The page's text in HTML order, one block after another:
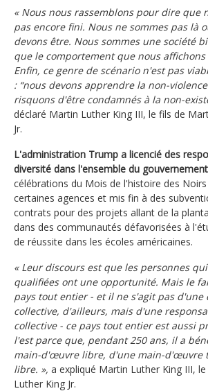
« Nous nous rassemblons pour dire que
pas encore fini. Nous ne sommes pas là
devons être. Nous sommes une société
que le comportement que nous
Enfin, ce genre de scénario n'est pas
: “nous devons apprendre la non-
risquons d'être condamnés à la non-
déclaré Martin Luther King III, le fils de
Jr.
L'administration Trump a licencié des
diversité dans l'ensemble du
célébrations du Mois de l'histoire des Noirs
certaines agences et mis fin à des
contrats pour des projets allant de la
dans des communautés défavorisées à
de réussite dans les écoles américaines.
« Leur discours est que les personnes
qualifiées ont une opportunité. Mais le
pays tout entier - et il ne s'agit pas d'une
collective, d'ailleurs, mais d'une
collective - ce pays tout entier est aussi
l'est parce que, pendant 250 ans, il a
main-d'œuvre libre, d'une main-d'œuvre
libre. », a expliqué Martin Luther King III,
Luther King Jr.